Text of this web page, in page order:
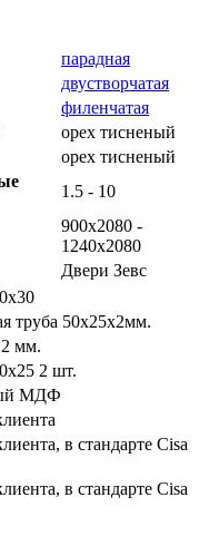
парадная
двустворчатая
филенчатая
орех тисненый
орех тисненый
1.5 - 10
900х2080 -
1240х2080
Двери Зевс
труба 50х25х2мм.
мм.
2 шт.
МДФ
в стандарте Cisa
в стандарте Cisa